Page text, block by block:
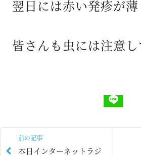
翌日には赤い発疹が
皆さんも虫には注意
前の記事
本日インターネットラジ